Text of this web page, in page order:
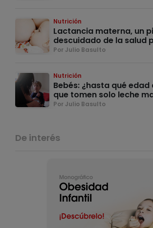
Nutrición
Lactancia materna, un
descuidado de la salud
Por Julio Basulto
Nutrición
Bebés: ¿hasta qué edad
que tomen solo leche
Por Julio Basulto
De interés